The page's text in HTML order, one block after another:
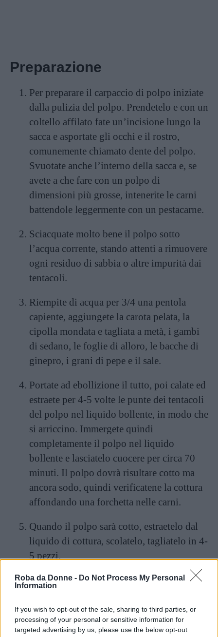
Roba da Donne - Do Not Process My Personal
Information
If you wish to opt-out of the sale, sharing to third parties, or
processing of your personal or sensitive information for
targeted advertising by us, please use the below opt-out
Preparazione
Per preparare il carpaccio di polpo iniziate
dalla pulizia del polpo. Prendetelo e con un
coltello affilato fate un’incisione lungo la
sacca e asportate gli occhi e il rostro,
comunemente chiamato dente del polpo.
Svuotate anche l’interno della sacca e, se
avete a che fare con un polpo di
dimensioni più grosse, intenerite le carni
battendole leggermente con un pestacarne.
Sciacquate molto bene il polpo sotto
l’acqua corrente, stando attenti a rimuovere
ogni residuo di sabbia o altre impurità dai
tentacoli.
Riempite di acqua per 3/4 una pentola
capiente, aggiungete la carota pelata, la
cipolla mondata e tagliata a metà, i gambi
di sedano, le foglie di alloro, le bacche di
ginepro, i grani di pepe e il sale.
Portate ad ebollizione il tutto, poi calate ed
estraete per 4-5 volte le punte dei tentacoli
del polpo nel liquido bollente, in modo che
si arriccino. Immergete quindi
completamente il polpo nel liquido
bollente e lasciatelo cuocere per circa 70
minuti. Il polpo dovrà risultare cotto ma
ancora sodo, quindi verificatene la cottura
affondando una forchetta nelle carni.
Quando il polpo sarà cotto, estraetelo dal
liquido di cottura, scolatelo, tagliatelo in 4-
5 pezzi.
Preparate poi la bottiglia di plastica con la
polpo. Tagliate la sommità e inserite
all’interno il polpo in modo armonioso,